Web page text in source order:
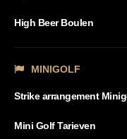
High Beer Boulen
MINIGOLF
Strike arrangement
Mini Golf Tarieven